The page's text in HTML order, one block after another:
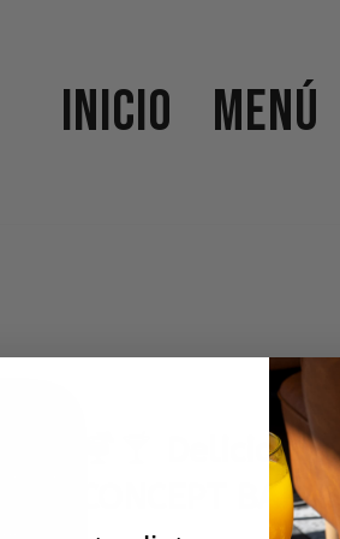
Inicio Menú
Deliciosos
CONCEPT BAR”